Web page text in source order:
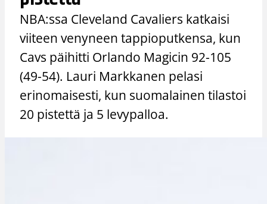
NBA:ssa Cleveland Cavaliers katkaisi
viiteen venyneen tappioputkensa, kun
Cavs päihitti Orlando Magicin 92-105
(49-54). Lauri Markkanen pelasi
erinomaisesti, kun suomalainen tilastoi
20 pistettä ja 5 levypalloa.